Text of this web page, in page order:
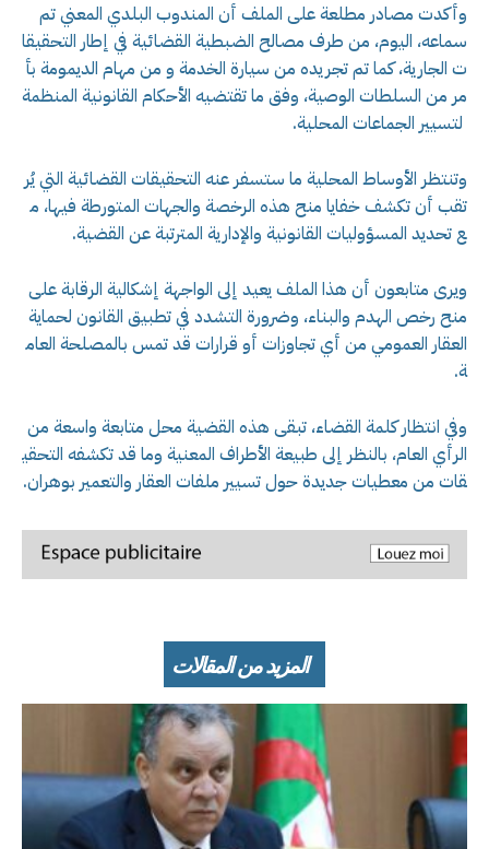
وأكدت مصادر مطلعة على الملف أن المندوب البلدي المعني تم
سماعه، اليوم، من طرف مصالح الضبطية القضائية في إطار التحقيقا
ت الجارية، كما تم تجريده من سيارة الخدمة و من مهام الديمومة بأ
مر من السلطات الوصية، وفق ما تقتضيه الأحكام القانونية المنظمة
لتسيير الجماعات المحلية.
وتنتظر الأوساط المحلية ما ستسفر عنه التحقيقات القضائية التي يُر
تقب أن تكشف خفايا منح هذه الرخصة والجهات المتورطة فيها، م
ع تحديد المسؤوليات القانونية والإدارية المترتبة عن القضية.
ويرى متابعون أن هذا الملف يعيد إلى الواجهة إشكالية الرقابة على
منح رخص الهدم والبناء، وضرورة التشدد في تطبيق القانون لحماية
العقار العمومي من أي تجاوزات أو قرارات قد تمس بالمصلحة العام
ة.
وفي انتظار كلمة القضاء، تبقى هذه القضية محل متابعة واسعة من
الرأي العام، بالنظر إلى طبيعة الأطراف المعنية وما قد تكشفه التحقي
قات من معطيات جديدة حول تسيير ملفات العقار والتعمير بوهران.
المزيد من المقالات